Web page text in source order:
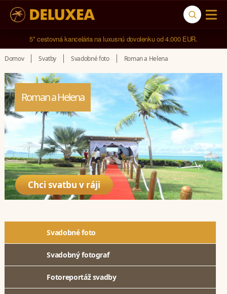
5* cestovná kancelária na luxusnú dovolenku od 4.000 EUR.
Domov Svatby Svadobné foto Roman a Helena
Roman a Helena
Chci svatbu v ráji
Svadobné foto
Svadobný fotograf
Fotoreportáž svadby